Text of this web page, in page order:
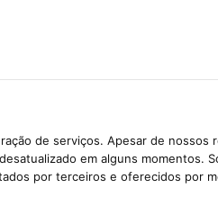
de serviços. Apesar de nossos
em alguns momentos.
por terceiros e oferecidos por